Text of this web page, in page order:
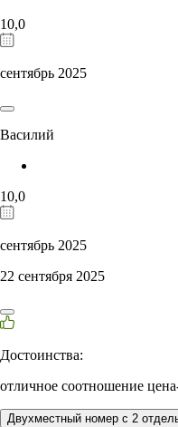
10,0
сентябрь 2025
Василий
10,0
сентябрь 2025
22 сентября 2025
Достоинства:
отличное соотношение
Двухместный номер с 2